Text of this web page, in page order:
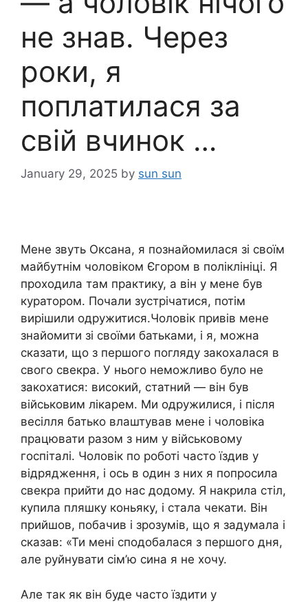
не знав. Через
роки, я
поплатилася за
свій вчинок …
January 29, 2025 by sun sun
Мене звуть Оксана, я познайомилася зі своїм
майбутнім чоловіком Єгором в поліклініці. Я
проходила там практику, а він у мене був
куратором. Почали зустрічатися, потім
вирішили одружитися.Чоловік привів мене
знайомити зі своїми батьками, і я, можна
сказати, що з першого погляду закохалася в
свого свекра. У нього неможливо було не
закохатися: високий, статний — він був
військовим лікарем. Ми одружилися, і після
весілля батько влаштував мене і чоловіка
працювати разом з ним у військовому
госпіталі. Чоловік по роботі часто їздив у
відрядження, і ось в один з них я попросила
свекра прийти до нас додому. Я накрила стіл,
купила пляшку коньяку, і стала чекати. Він
прийшов, побачив і зрозумів, що я задумала і
сказав: «Ти мені сподобалася з першого дня,
але руйнувати сім’ю сина я не хочу.
Але так як він буде часто їздити у